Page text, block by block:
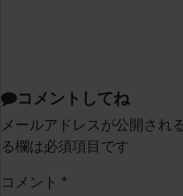
コメントしてね
メールアドレスが公開され
る欄は必須項目です
コメント *